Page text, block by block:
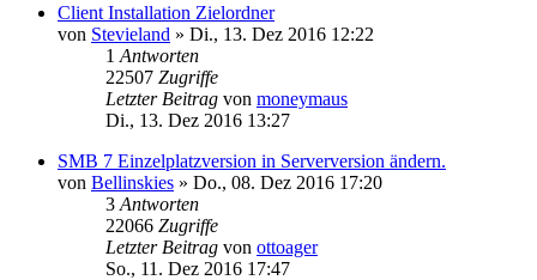
Client Installation Zielordner
von Stevieland » Di., 13. Dez 2016 12:22
1 Antworten
22507 Zugriffe
Letzter Beitrag von moneymaus
Di., 13. Dez 2016 13:27
SMB 7 Einzelplatzversion in Serverversion ändern.
von Bellinskies » Do., 08. Dez 2016 17:20
3 Antworten
22066 Zugriffe
Letzter Beitrag von ottoager
So., 11. Dez 2016 17:47